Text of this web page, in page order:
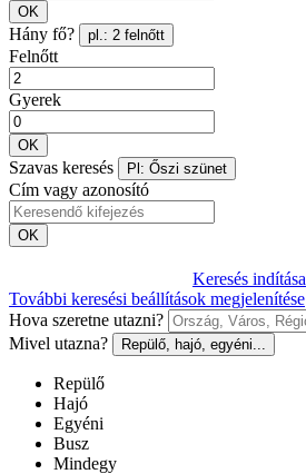
OK
Hány fő? pl.: 2 felnőtt
Felnőtt
Gyerek
OK
Szavas keresés Pl: Őszi szünet
Cím vagy azonosító
OK
Keresés indítása
További keresési beállítások megjelenítése
Hova szeretne utazni?
Mivel utazna?
Repülő, hajó, egyéni...
Repülő
Hajó
Egyéni
Busz
Mindegy